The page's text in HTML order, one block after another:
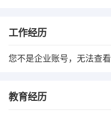
工作经历
您不是企业账号，无法查看
教育经历